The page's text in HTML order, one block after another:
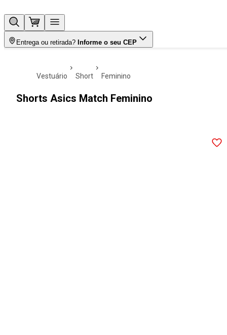
Entrega ou retirada? Informe o seu CEP
vestuário short feminino
Shorts Asics Match Feminino